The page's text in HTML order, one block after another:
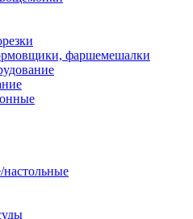
фаршемешалки